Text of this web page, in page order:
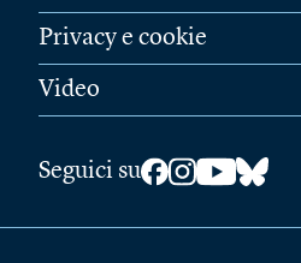
Privacy e cookie
Video
Seguici su